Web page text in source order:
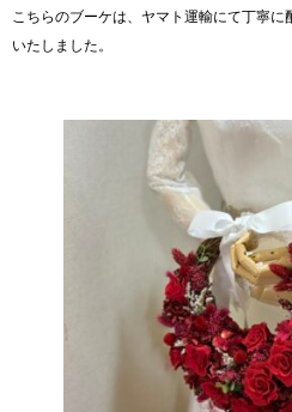
こちらのブーケは、ヤマト運輸にて丁寧に
いたしました。